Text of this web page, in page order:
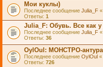
Мои куклы)
Последнее сообщение Julia_F «
Ответы: 1
Julia_F: Обувь. Все как
Последнее сообщение Julia_F «
Ответы: 36
OylOul: МОНСТРО-
Последнее сообщение OylOul «
Ответы: 726